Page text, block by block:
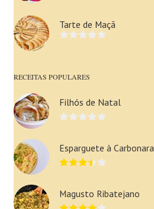
Tarte de Maçã
RECEITAS POPULARES
Filhós de Natal
Esparguete à Carbonara
Magusto Ribatejano